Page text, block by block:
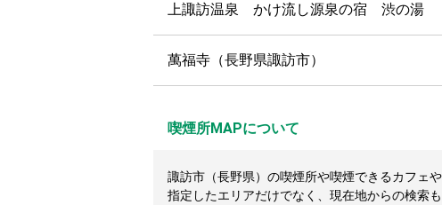
上諏訪温泉 かけ流し源泉の宿 渋の湯
萬福寺（長野県諏訪市）
喫煙所MAPについて
諏訪市（長野県）の喫煙所や喫煙できるカフェ
指定したエリアだけでなく、現在地からの検索